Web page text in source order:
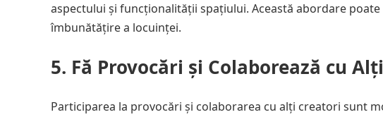
aspectului și funcționalității spațiului. Această abordare
îmbunătățire a locuinței.
5. Fă Provocări și Colaborează cu
Participarea la provocări și colaborarea cu alți creatori sunt